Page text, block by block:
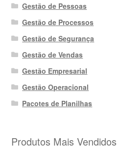
Gestão de Pessoas
Gestão de Processos
Gestão de Segurança
Gestão de Vendas
Gestão Empresarial
Gestão Operacional
Pacotes de Planilhas
Produtos Mais Vendidos